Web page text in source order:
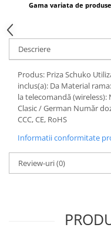
Gama variata de produse
Descriere
Produs: Priza Schuko
inclus(a): Da Material
la telecomandă
Clasic / German Număr
CCC, CE, RoHS
Informatii conformitate
Review-uri(0)